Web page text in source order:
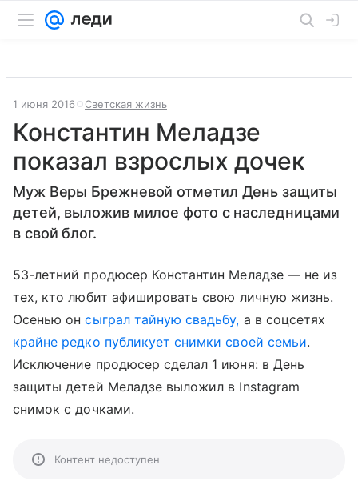
1 июня 2016 Светская жизнь
Константин Меладзе
показал взрослых дочек
Муж Веры Брежневой отметил День защиты
детей, выложив милое фото с наследницами
в свой блог.
53-летний продюсер Константин Меладзе — не из
тех, кто любит афишировать свою личную жизнь.
Осенью онсыграл тайную свадьбу, а в соцсетях
крайне редко публикует снимки своей семьи.
Исключение продюсер сделал 1 июня: в День
защиты детей Меладзе выложил в Instagram
снимок с дочками.
Контент недоступен